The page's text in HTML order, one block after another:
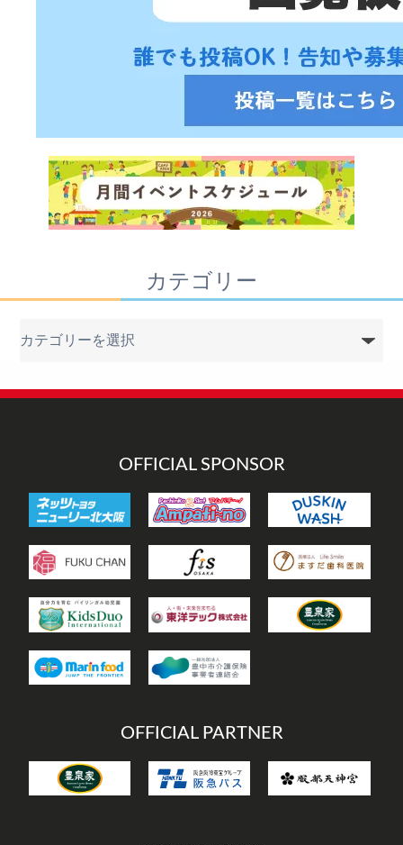
カテゴリー
リ
OFFICIAL SPONSOR
OFFICIAL PARTNER